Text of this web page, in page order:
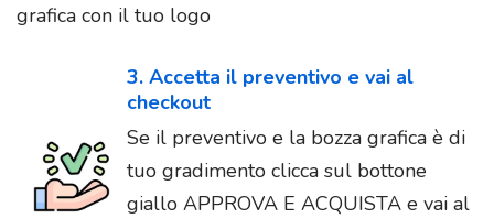
grafica con il tuo logo
3. Accetta il preventivo e vai al
checkout
Se il preventivo e la bozza grafica è di
tuo gradimento clicca sul bottone
giallo APPROVA E ACQUISTA e vai al